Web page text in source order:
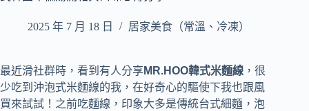
2025 年 7 月 18 日 居家美食（常溫、冷凍）
最近滑社群時，看到有人分享MR.HOO韓式米麵線 ，很
少吃到沖泡式米麵線的我，在好奇心的驅使下我也跟風
買來試試！之前吃麵線，印象大多是傳統台式細麵，泡